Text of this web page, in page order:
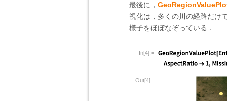
最後に，
視化は，多くの川の経路だけ
様子をほぼなぞっている．
In[4]:=
Out[4]=